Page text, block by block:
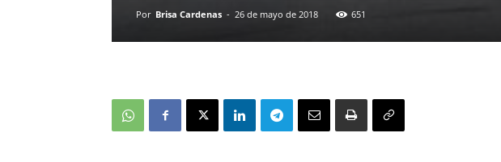
Por Brisa Cardenas - 26 de mayo de 2018 651